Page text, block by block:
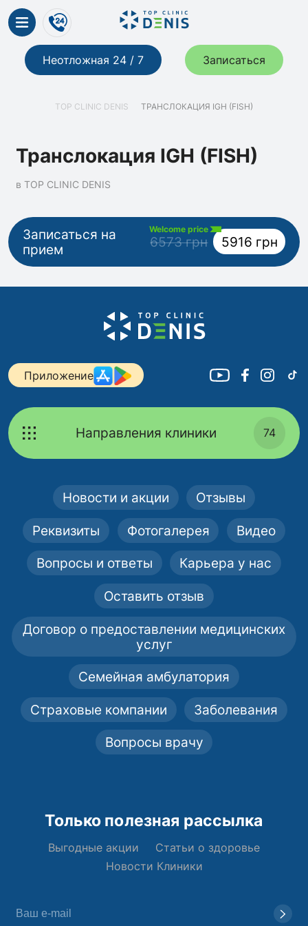
Неотложная 24 / 7 Записаться
TOP CLINIC DENIS ТРАНСЛОКАЦИЯ IGH (FISH)
Транслокация IGH (FISH)
в TOP CLINIC DENIS
Записаться на
прием
Welcome price
6573 грн 5916 грн
Приложение
Направления клиники 74
Новости и акции Отзывы
Реквизиты Фотогалерея Видео
Вопросы и ответы Карьера у нас
Оставить отзыв
Договор о предоставлении медицинских
услуг
Семейная амбулатория
Страховые компании Заболевания
Вопросы врачу
Только полезная рассылка
Выгодные акции
Статьи о здоровье
Новости Клиники